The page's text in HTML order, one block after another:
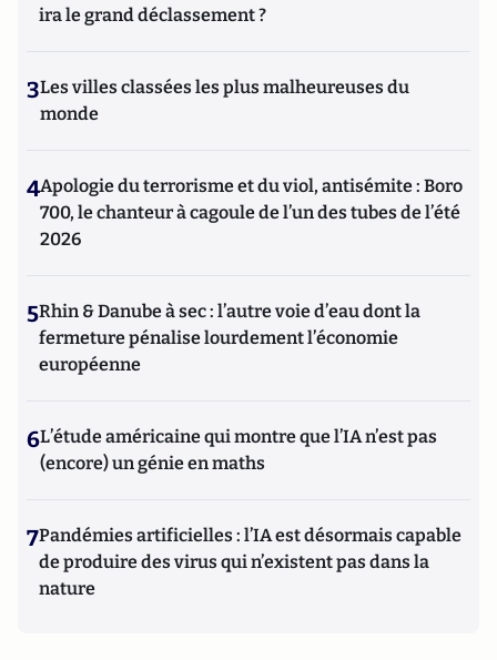
ira le grand déclassement ?
3Les villes classées les plus malheureuses du
monde
4Apologie du terrorisme et du viol, antisémite : Boro
700, le chanteur à cagoule de l’un des tubes de l’été
2026
5Rhin & Danube à sec : l’autre voie d’eau dont la
fermeture pénalise lourdement l’économie
européenne
6L’étude américaine qui montre que l’IA n’est pas
(encore) un génie en maths
7Pandémies artificielles : l’IA est désormais capable
de produire des virus qui n’existent pas dans la
nature